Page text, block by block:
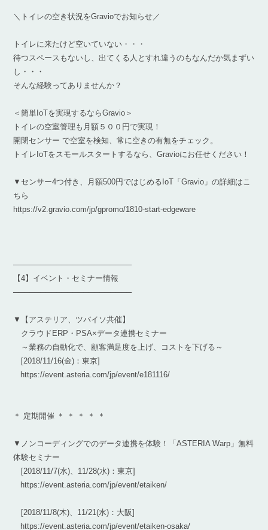
＼トイレの空き状況をGravioでお知らせ／
トイレに来たけど空いていない・・・
待つスペースもないし、出てくる人とすれ違うのもなんだか気まずい
し・・・
そんな経験ってありませんか？
＜簡単IoTを実現するならGravio＞
トイレの空室管理も月額５００円で実現！
開閉センサー で空室を検知、常に空きの有無をチェック。
トイレIoTをスモールスタートするなら、Gravioにお任せください！
▼センサー4つ付き、月額500円ではじめるIoT「Gravio」の詳細はこ
ちら
https://v2.gravio.com/jp/gpromo/1810-start-edgeware
──────────────────────
【4】イベント・セミナー情報
──────────────────────
▼【アステリア、ツバイソ共催】
クラウドERP・PSA×データ連携セミナー
～業務の自動化で、顧客満足度を上げ、コストを下げる～
[2018/11/16(金)：東京]
https://event.asteria.com/jp/event/e181116/
＊ 定期開催 ＊ ＊ ＊ ＊ ＊
▼ノンコーディングでのデータ連携を体験！「ASTERIA Warp」無料
体験セミナー
[2018/11/7(水)、11/28(水)：東京]
https://event.asteria.com/jp/event/etaiken/
[2018/11/8(木)、11/21(水)：大阪]
https://event.asteria.com/jp/event/etaiken-osaka/